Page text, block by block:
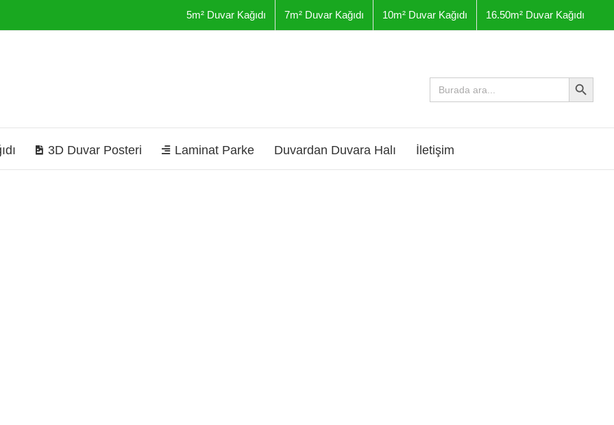
5m² Duvar Kağıdı 7m² Duvar Kağıdı 10m² Duvar Kağıdı 16.50m² Duvar Kağıdı
Arama
yap:
Arama Butonu
3D Duvar Posteri Laminat Parke Duvardan Duvara Halı İletişim